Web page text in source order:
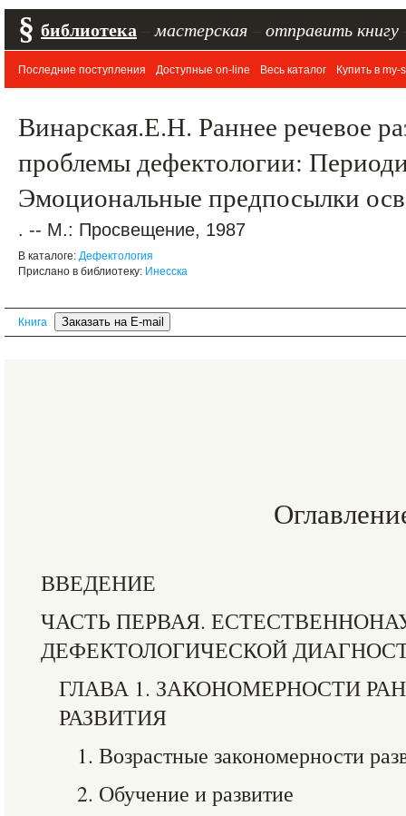
§ библиотека мастерская отправить книгу
Последние поступления Доступные on-line Весь каталог Купить в my-
Винарская.Е.Н. Раннее речевое
проблемы дефектологии:
Эмоциональные предпосылки
. -- М.: Просвещение, 1987
В каталоге: Дефектология
Прислано в библиотеку: Инесска
Книга
ВВЕДЕНИЕ
ЧАСТЬ ПЕРВАЯ.
ДЕФЕКТОЛОГИЧЕСКОЙ
ГЛАВА 1. ЗАКОНОМЕРНОСТИ
РАЗВИТИЯ
1. Возрастные закономерности
2. Обучение и развитие